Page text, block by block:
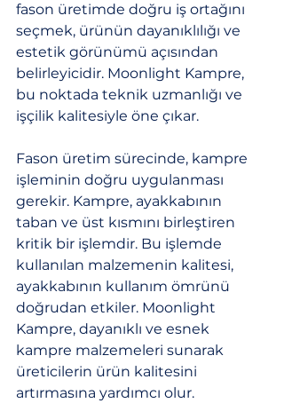
fason üretimde doğru iş ortağını
seçmek, ürünün dayanıklılığı ve
estetik görünümü açısından
belirleyicidir. Moonlight Kampre,
bu noktada teknik uzmanlığı ve
işçilik kalitesiyle öne çıkar.
Fason üretim sürecinde, kampre
işleminin doğru uygulanması
gerekir. Kampre, ayakkabının
taban ve üst kısmını birleştiren
kritik bir işlemdir. Bu işlemde
kullanılan malzemenin kalitesi,
ayakkabının kullanım ömrünü
doğrudan etkiler. Moonlight
Kampre, dayanıklı ve esnek
kampre malzemeleri sunarak
üreticilerin ürün kalitesini
artırmasına yardımcı olur.